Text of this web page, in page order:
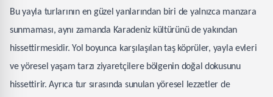
Bu yayla turlarının en güzel yanlarından biri de yalnızca manzara
sunmaması, aynı zamanda Karadeniz kültürünü de yakından
hissettirmesidir. Yol boyunca karşılaşılan taş köprüler, yayla evleri
ve yöresel yaşam tarzı ziyaretçilere bölgenin doğal dokusunu
hissettirir. Ayrıca tur sırasında sunulan yöresel lezzetler de